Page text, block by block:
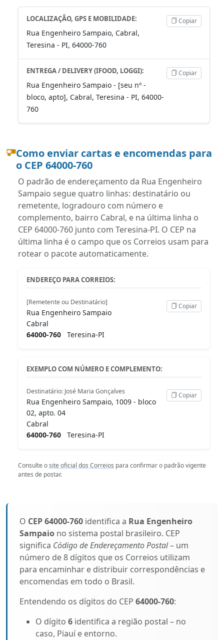
LOCALIZAÇÃO, GPS E MOBILIDADE:
Rua Engenheiro Sampaio, Cabral,
Teresina - PI, 64000-760
Copiar
ENTREGA / DELIVERY (IFOOD, LOGGI):
Rua Engenheiro Sampaio - [seu nº -
bloco, apto], Cabral, Teresina - PI, 64000-
760
Copiar
Como enviar cartas e encomendas para
o CEP 64000-760
O padrão de endereçamento da Rua Engenheiro
Sampaio segue quatro linhas: destinatário ou
remetente, logradouro com número e
complemento, bairro Cabral, e na última linha o
CEP 64000-760 junto com Teresina-PI. O CEP na
última linha é o campo que os Correios usam para
rotear o pacote automaticamente.
ENDEREÇO PARA CORREIOS:
[Remetente ou Destinatário]
Rua Engenheiro Sampaio
Cabral
64000-760 Teresina-PI
Copiar
EXEMPLO COM NÚMERO E COMPLEMENTO:
Destinatário: José Maria Gonçalves
Rua Engenheiro Sampaio, 1009 - bloco
02, apto. 04
Cabral
64000-760 Teresina-PI
Copiar
Consulte osite oficial dos Correios para confirmar o padrão vigente
antes de postar.
O CEP 64000-760 identifica a Rua Engenheiro
Sampaio no sistema postal brasileiro. CEP
significa Código de Endereçamento Postal– um
número de 8 dígitos que os Correios utilizam
para encaminhar e distribuir correspondências e
encomendas em todo o Brasil.
Entendendo os dígitos do CEP 64000-760:
O dígito 6 identifica a região postal – no
caso, Piauí e entorno.